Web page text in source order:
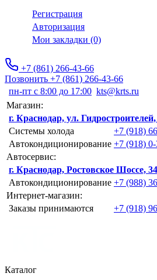
Регистрация
Авторизация
Мои закладки (0)
+7 (861) 266-43-66
Позвонить +7 (861) 266-43-66
пн-пт с 8:00 до 17:00 kts@krts.ru
Магазин:
г. Краснодар, ул.
Системы холода
+7 (918)
Автокондиционирование +7 (918)
Автосервис:
г. Краснодар, Ростовское Шоссе,
Автокондиционирование +7 (988)
Интернет-магазин:
Заказы принимаются
+7 (918)
Каталог